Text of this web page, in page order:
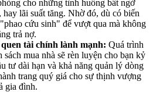
cho những tình huống bất ngờ
lãi suất tăng. Nhờ đó, dù có biến
cứu sinh" để vượt qua mà không
trả nợ.
tài chính lành mạnh: Quá trình
mua nhà sẽ rèn luyện cho bạn kỷ
tư dài hạn và khả năng quản lý dòng
trang quý giá cho sự thịnh vượng
gia đình.